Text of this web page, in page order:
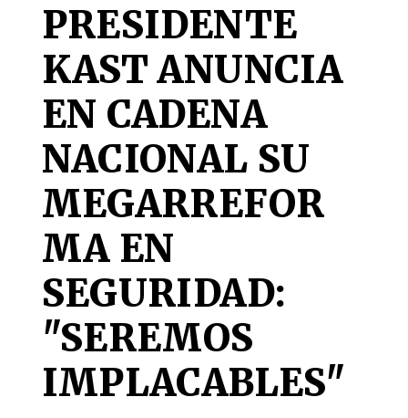
PRESIDENTE
KAST ANUNCIA
EN CADENA
NACIONAL SU
MEGARREFOR
MA EN
SEGURIDAD:
"SEREMOS
IMPLACABLES"